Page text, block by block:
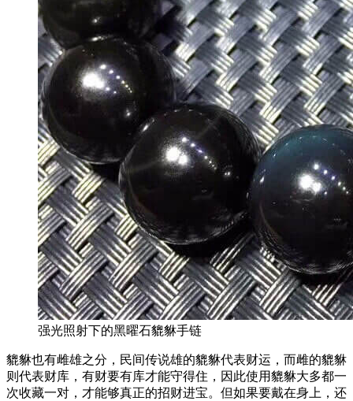
强光照射下的黑曜石貔貅手链
貔貅也有雌雄之分，民间传说雄的貔貅代表财运，而雌的貔貅
则代表财库，有财要有库才能守得住，因此使用貔貅大多都一
次收藏一对，才能够真正的招财进宝。但如果要戴在身上，还